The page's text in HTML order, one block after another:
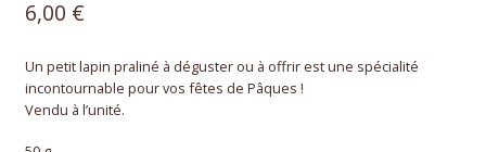
6,00 €
Un petit lapin praliné à déguster ou à offrir est une spécialité
incontournable pour vos fêtes de Pâques !
Vendu à l’unité.